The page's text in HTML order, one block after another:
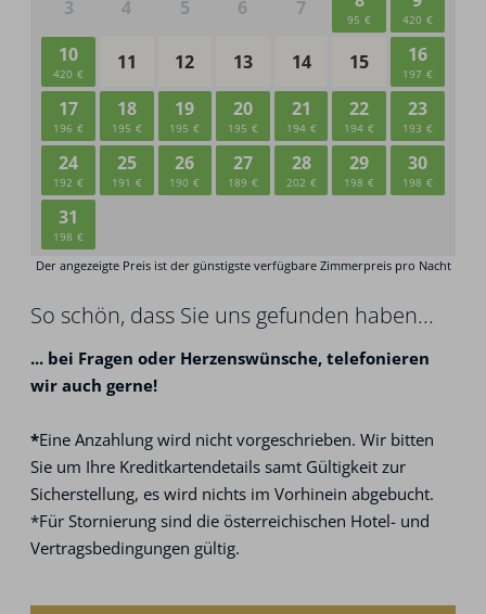
So schön, dass Sie uns gefunden haben...
... bei Fragen oder Herzenswünsche, telefonieren
wir auch gerne!
*Eine Anzahlung wird nicht vorgeschrieben. Wir bitten
Sie um Ihre Kreditkartendetails samt Gültigkeit zur
Sicherstellung, es wird nichts im Vorhinein abgebucht.
*Für Stornierung sind die österreichischen Hotel- und
Vertragsbedingungen gültig.